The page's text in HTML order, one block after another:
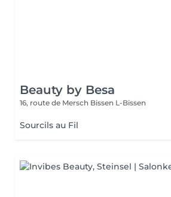
Beauty by Besa
16, route de Mersch Bissen L-Bissen
Sourcils au Fil